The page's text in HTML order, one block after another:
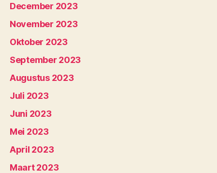
December 2023
November 2023
Oktober 2023
September 2023
Augustus 2023
Juli 2023
Juni 2023
Mei 2023
April 2023
Maart 2023